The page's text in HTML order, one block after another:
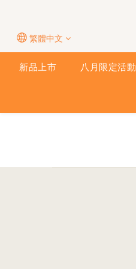
繁體中文
新品上市 八月限定活動